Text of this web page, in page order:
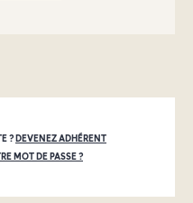
?DEVENEZ ADHÉRENT
MOT DE PASSE ?